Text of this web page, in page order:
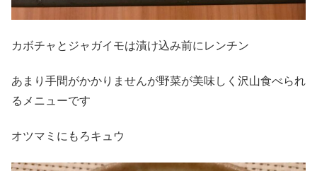
カボチャとジャガイモは漬け込み前にレンチン
あまり手間がかかりませんが野菜が美味しく沢山食べられ
るメニューです
オツマミにもろキュウ